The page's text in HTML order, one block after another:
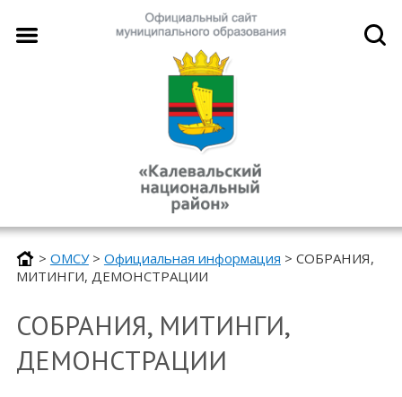
> ОМСУ > Официальная информация > СОБРАНИЯ,
МИТИНГИ, ДЕМОНСТРАЦИИ
СОБРАНИЯ, МИТИНГИ,
ДЕМОНСТРАЦИИ